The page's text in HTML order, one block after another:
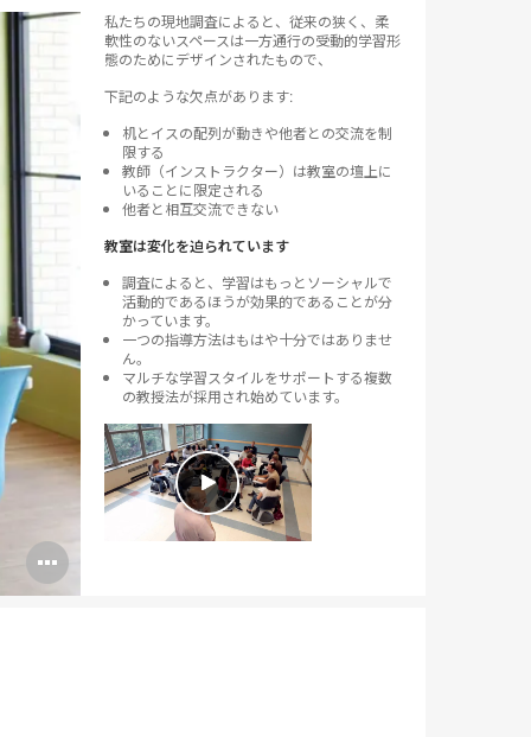
Open
image
私たちの現地調査によると、従来の狭く、柔
軟性のないスペースは一方通行の受動的学習形
態のためにデザインされたもので、
下記のような欠点があります:
机とイスの配列が動きや他者との交流を制
限する
教師（インストラクター）は教室の壇上に
いることに限定される
他者と相互交流できない
教室は変化を迫られています
調査によると、学習はもっとソーシャルで
活動的であるほうが効果的であることが分
かっています。
一つの指導方法はもはや十分ではありませ
ん。
マルチな学習スタイルをサポートする複数
の教授法が採用され始めています。